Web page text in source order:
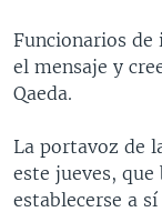
CHILE
PERÚ
VENEZUELA
BRASIL
EL SALVADOR
GUATEMALA
NICARAGUA
INMIGRACIÓN
LIBERTAD DE
ECONOMÍA
ESPECIALES DE LA
LIBERTAD DE
MULTIMEDIA
VIDEOS
PROGRAMAS TV
Funcionarios de
el mensaje y
Qaeda.
La portavoz de
este jueves,
establecerse a